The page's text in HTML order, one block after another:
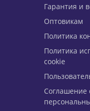
Гарантия и
Оптовикам
Политика
Политика
cookie
Соглашение